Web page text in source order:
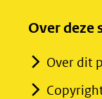
Over deze
Over dit